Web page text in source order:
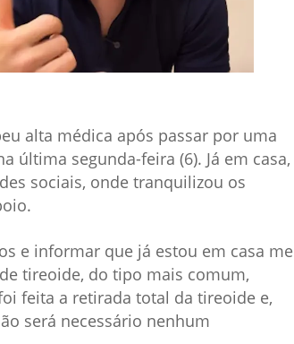
alta médica após passar por uma
última segunda-feira (6). Já em casa,
sociais, onde tranquilizou os
e informar que já estou em casa me
tireoide, do tipo mais comum,
feita a retirada total da tireoide e,
será necessário nenhum